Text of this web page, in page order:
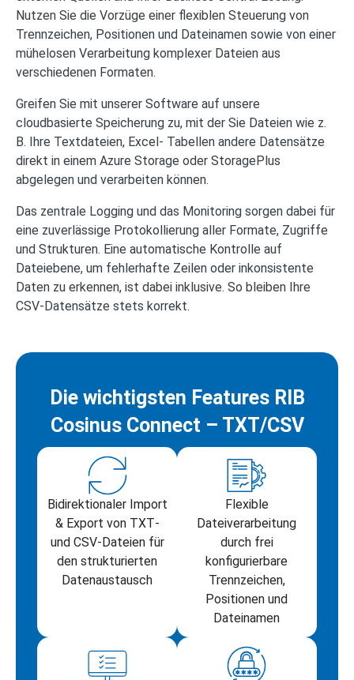
Nutzen Sie die Vorzüge einer flexiblen Steuerung von
Trennzeichen, Positionen und Dateinamen sowie von einer
mühelosen Verarbeitung komplexer Dateien aus
verschiedenen Formaten.
Greifen Sie mit unserer Software auf unsere
cloudbasierte Speicherung zu, mit der Sie Dateien wie z.
B. Ihre Textdateien, Excel- Tabellen andere Datensätze
direkt in einem Azure Storage oder StoragePlus
abgelegen und verarbeiten können.
Das zentrale Logging und das Monitoring sorgen dabei für
eine zuverlässige Protokollierung aller Formate, Zugriffe
und Strukturen. Eine automatische Kontrolle auf
Dateiebene, um fehlerhafte Zeilen oder inkonsistente
Daten zu erkennen, ist dabei inklusive. So bleiben Ihre
CSV-Datensätze stets korrekt.
Die wichtigsten Features RIB
Cosinus Connect – TXT/CSV
Bidirektionaler Import
& Export von TXT‑
und CSV‑Dateien für
den strukturierten
Datenaustausch
Flexible
Dateiverarbeitung
durch frei
konfigurierbare
Trennzeichen,
Positionen und
Dateinamen